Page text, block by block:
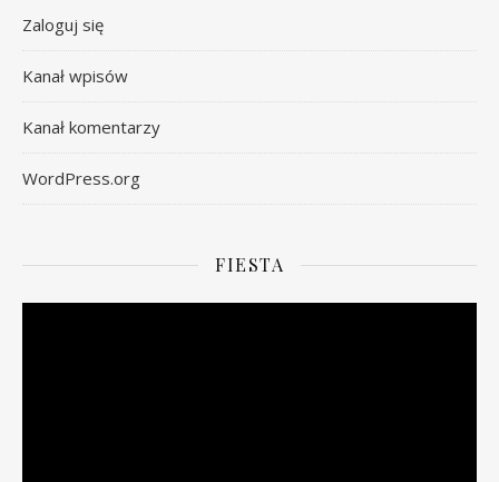
Zaloguj się
Kanał wpisów
Kanał komentarzy
WordPress.org
FIESTA
Odtwarzacz